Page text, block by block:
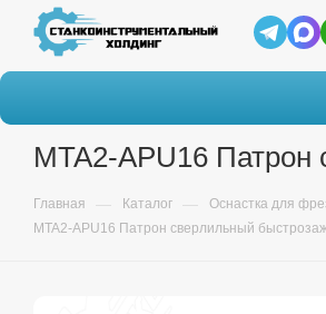
MTA2-APU16
Главная — Каталог — Оснастка для
MTA2-APU16 Патрон сверлильный